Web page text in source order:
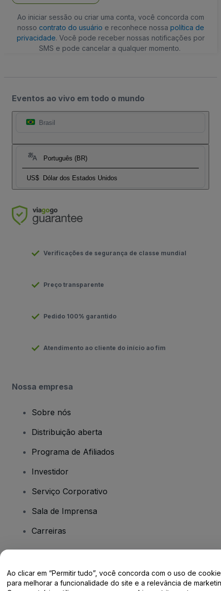
Ao iniciar sessão ou criar uma conta, você concorda com
nosso contrato do usuário e reconhece nossa política de
privacidade. Você pode receber nossas notificações por
SMS e pode cancelar a qualquer momento.
Eventos ao vivo em todo o mundo
Brasil
Português (BR)
US$ Dólar dos Estados Unidos
Verificações de segurança de classe mundial
Preço transparente
Pedido 100% garantido
Atendimento ao cliente do início ao fim
Nossa empresa
Sobre nós
Distribuição aberta
Programa de Afiliados
Investidor
Serviço Corporativo
Sala de Imprensa
Carreiras
Ao clicar em “Permitir tudo”, você concorda com o uso de
para melhorar a funcionalidade do site e a relevância de